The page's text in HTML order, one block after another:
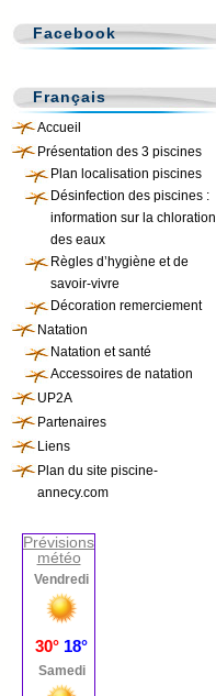
Facebook
Français
Accueil
Présentation des 3 piscines
Plan localisation piscines
Désinfection des piscines :
information sur la chloration
des eaux
Règles d’hygiène et de
savoir-vivre
Décoration remerciement
Natation
Natation et santé
Accessoires de natation
UP2A
Partenaires
Liens
Plan du site piscine-
annecy.com
Prévisions
météo